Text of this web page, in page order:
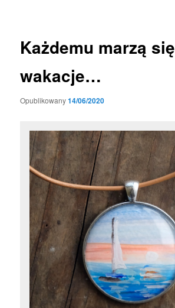
Każdemu marzą się
wakacje…
Opublikowany14/06/2020